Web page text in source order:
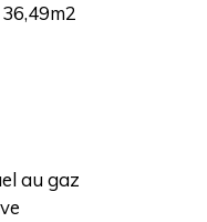
au gaz